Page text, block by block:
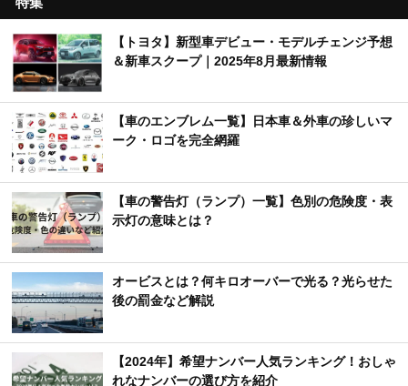
【トヨタ】新型車デビュー・モデルチェンジ予想
＆新車スクープ｜2025年8月最新情報
【車のエンブレム一覧】日本車＆外車の珍しいマ
ーク・ロゴを完全網羅
【車の警告灯（ランプ）一覧】色別の危険度・表
示灯の意味とは？
オービスとは？何キロオーバーで光る？光らせた
後の罰金など解説
【2024年】希望ナンバー人気ランキング！おしゃ
れなナンバーの選び方を紹介